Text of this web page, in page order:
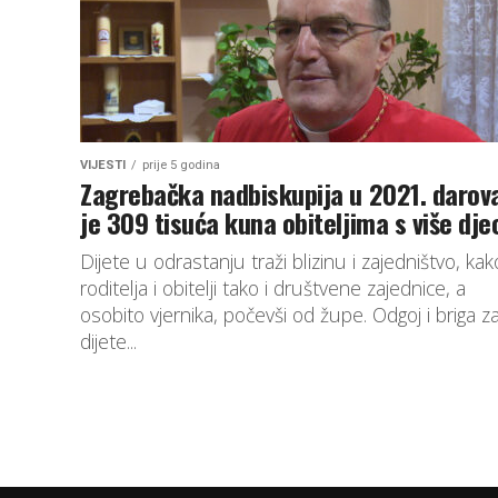
VIJESTI prije 5 godina
Zagrebačka nadbiskupija u 2021.
je 309 tisuća kuna obiteljima s više
Dijete u odrastanju traži blizinu i zajedništvo,
roditelja i obitelji tako i društvene zajednice, a
osobito vjernika, počevši od župe. Odgoj i briga
dijete...